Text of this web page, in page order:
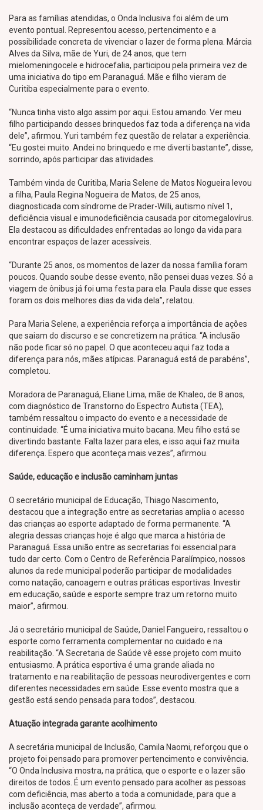
Para as famílias atendidas, o Onda Inclusiva foi além de um
evento pontual. Representou acesso, pertencimento e a
possibilidade concreta de vivenciar o lazer de forma plena. Márcia
Alves da Silva, mãe de Yuri, de 24 anos, que tem
mielomeningocele e hidrocefalia, participou pela primeira vez de
uma iniciativa do tipo em Paranaguá. Mãe e filho vieram de
Curitiba especialmente para o evento.
“Nunca tinha visto algo assim por aqui. Estou amando. Ver meu
filho participando desses brinquedos faz toda a diferença na vida
dele”, afirmou. Yuri também fez questão de relatar a experiência.
“Eu gostei muito. Andei no brinquedo e me diverti bastante”, disse,
sorrindo, após participar das atividades.
Também vinda de Curitiba, Maria Selene de Matos Nogueira levou
a filha, Paula Regina Nogueira de Matos, de 25 anos,
diagnosticada com síndrome de Prader-Willi, autismo nível 1,
deficiência visual e imunodeficiência causada por citomegalovírus.
Ela destacou as dificuldades enfrentadas ao longo da vida para
encontrar espaços de lazer acessíveis.
“Durante 25 anos, os momentos de lazer da nossa família foram
poucos. Quando soube desse evento, não pensei duas vezes. Só a
viagem de ônibus já foi uma festa para ela. Paula disse que esses
foram os dois melhores dias da vida dela”, relatou.
Para Maria Selene, a experiência reforça a importância de ações
que saiam do discurso e se concretizem na prática. “A inclusão
não pode ficar só no papel. O que aconteceu aqui faz toda a
diferença para nós, mães atípicas. Paranaguá está de parabéns”,
completou.
Moradora de Paranaguá, Eliane Lima, mãe de Khaleo, de 8 anos,
com diagnóstico de Transtorno do Espectro Autista (TEA),
também ressaltou o impacto do evento e a necessidade de
continuidade. “É uma iniciativa muito bacana. Meu filho está se
divertindo bastante. Falta lazer para eles, e isso aqui faz muita
diferença. Espero que aconteça mais vezes”, afirmou.
Saúde, educação e inclusão caminham juntas
O secretário municipal de Educação, Thiago Nascimento,
destacou que a integração entre as secretarias amplia o acesso
das crianças ao esporte adaptado de forma permanente. “A
alegria dessas crianças hoje é algo que marca a história de
Paranaguá. Essa união entre as secretarias foi essencial para
tudo dar certo. Com o Centro de Referência Paralímpico, nossos
alunos da rede municipal poderão participar de modalidades
como natação, canoagem e outras práticas esportivas. Investir
em educação, saúde e esporte sempre traz um retorno muito
maior”, afirmou.
Já o secretário municipal de Saúde, Daniel Fangueiro, ressaltou o
esporte como ferramenta complementar no cuidado e na
reabilitação. “A Secretaria de Saúde vê esse projeto com muito
entusiasmo. A prática esportiva é uma grande aliada no
tratamento e na reabilitação de pessoas neurodivergentes e com
diferentes necessidades em saúde. Esse evento mostra que a
gestão está sendo pensada para todos”, destacou.
Atuação integrada garante acolhimento
A secretária municipal de Inclusão, Camila Naomi, reforçou que o
projeto foi pensado para promover pertencimento e convivência.
“O Onda Inclusiva mostra, na prática, que o esporte e o lazer são
direitos de todos. É um evento pensado para acolher as pessoas
com deficiência, mas aberto a toda a comunidade, para que a
inclusão aconteça de verdade”, afirmou.